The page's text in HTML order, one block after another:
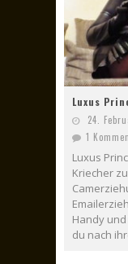
Luxus
24.
1
Luxus
Kriecher
Handy
du nach